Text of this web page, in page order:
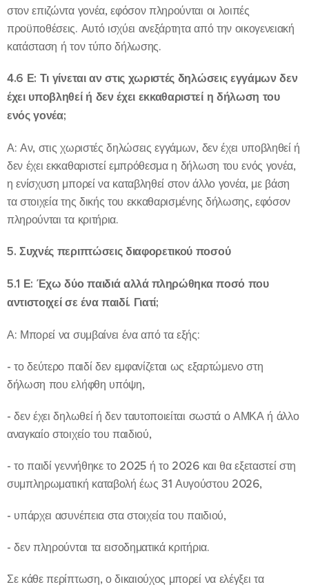
στον επιζώντα γονέα, εφόσον πληρούνται οι λοιπές
προϋποθέσεις. Αυτό ισχύει ανεξάρτητα από την οικογενειακή
κατάσταση ή τον τύπο δήλωσης.
4.6 Ε: Τι γίνεται αν στις χωριστές δηλώσεις εγγάμων δεν
έχει υποβληθεί ή δεν έχει εκκαθαριστεί η δήλωση του
ενός γονέα;
Α: Αν, στις χωριστές δηλώσεις εγγάμων, δεν έχει υποβληθεί ή
δεν έχει εκκαθαριστεί εμπρόθεσμα η δήλωση του ενός γονέα,
η ενίσχυση μπορεί να καταβληθεί στον άλλο γονέα, με βάση
τα στοιχεία της δικής του εκκαθαρισμένης δήλωσης, εφόσον
πληρούνται τα κριτήρια.
5. Συχνές περιπτώσεις διαφορετικού ποσού
5.1 Ε: Έχω δύο παιδιά αλλά πληρώθηκα ποσό που
αντιστοιχεί σε ένα παιδί. Γιατί;
Α: Μπορεί να συμβαίνει ένα από τα εξής:
- το δεύτερο παιδί δεν εμφανίζεται ως εξαρτώμενο στη
δήλωση που ελήφθη υπόψη,
- δεν έχει δηλωθεί ή δεν ταυτοποιείται σωστά ο ΑΜΚΑ ή άλλο
αναγκαίο στοιχείο του παιδιού,
- το παιδί γεννήθηκε το 2025 ή το 2026 και θα εξεταστεί στη
συμπληρωματική καταβολή έως 31 Αυγούστου 2026,
- υπάρχει ασυνέπεια στα στοιχεία του παιδιού,
- δεν πληρούνται τα εισοδηματικά κριτήρια.
Σε κάθε περίπτωση, ο δικαιούχος μπορεί να ελέγξει τα